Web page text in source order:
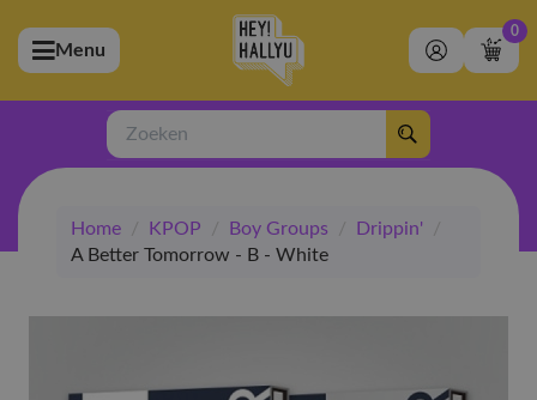
(Artiesten)
(Merchandise)
(Exclusive)
(Winkel)
Menu
0
Zoeken
Home / KPOP / Boy Groups / Drippin'
/
A Better Tomorrow - B - White